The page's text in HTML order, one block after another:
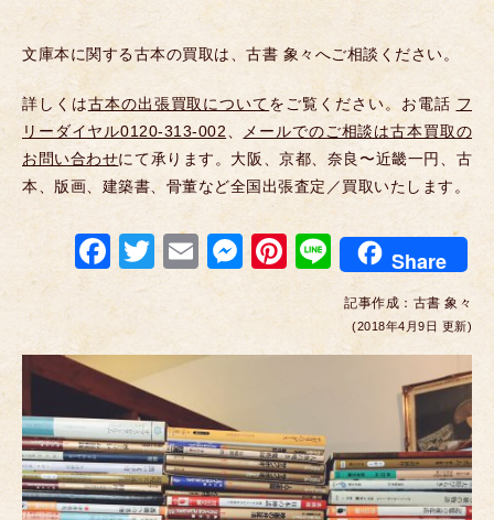
文庫本に関する古本の買取は、古書 象々へご相談ください。
詳しくは古本の出張買取についてをご覧ください。お電話 フ
リーダイヤル0120-313-002、
メールでのご相談は古本買取の
お問い合わせにて承ります。大阪、京都、奈良〜近畿一円、古
本、版画、建築書、骨董など全国出張査定／買取いたします。
F
a
c
e
b
o
o
k
T
er
E
m
M
e
g
er
Pi
nt
er
e
Li
n
e
Share
記事作成： 古書 象々
(2018年4月9日 更新)